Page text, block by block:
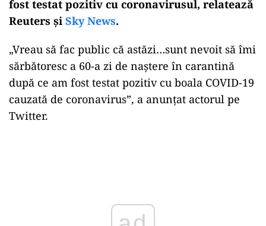
fost testat pozitiv cu coronavirusul, relatează
Reuters și Sky News.
„Vreau să fac public că astăzi…sunt nevoit să îmi
sărbătoresc a 60-a zi de naștere în carantină
după ce am fost testat pozitiv cu boala COVID-19
cauzată de coronavirus”, a anunțat actorul pe
Twitter.